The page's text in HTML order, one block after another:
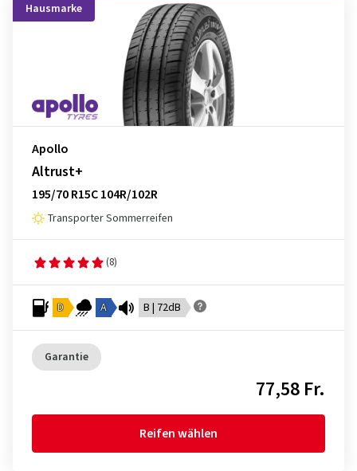
Hausmarke
Apollo
Altrust+
195/70 R15C 104R/102R
Transporter Sommerreifen
(8)
D A B | 72dB
Garantie
77,58 Fr.
Reifen wählen